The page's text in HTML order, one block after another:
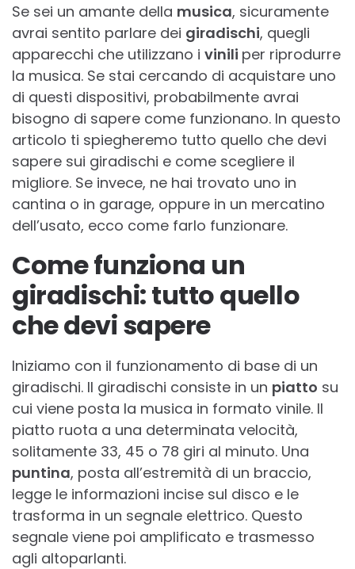
Se sei un amante della musica, sicuramente
avrai sentito parlare dei giradischi, quegli
apparecchi che utilizzano i vinili per riprodurre
la musica. Se stai cercando di acquistare uno
di questi dispositivi, probabilmente avrai
bisogno di sapere come funzionano. In questo
articolo ti spiegheremo tutto quello che devi
sapere sui giradischi e come scegliere il
migliore. Se invece, ne hai trovato uno in
cantina o in garage, oppure in un mercatino
dell’usato, ecco come farlo funzionare.
Come funziona un
giradischi: tutto quello
che devi sapere
Iniziamo con il funzionamento di base di un
giradischi. Il giradischi consiste in un piatto su
cui viene posta la musica in formato vinile. Il
piatto ruota a una determinata velocità,
solitamente 33, 45 o 78 giri al minuto. Una
puntina, posta all’estremità di un braccio,
legge le informazioni incise sul disco e le
trasforma in un segnale elettrico. Questo
segnale viene poi amplificato e trasmesso
agli altoparlanti.